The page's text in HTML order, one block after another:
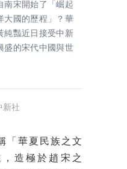
南宋開始了「崛起
大國的歷程」？華
純豔近日接受中新
盛的宋代中國與世
新社
「華夏民族之文
造極於趙宋之